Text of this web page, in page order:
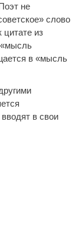
не
слово
цитате из
в «мысль
в свои